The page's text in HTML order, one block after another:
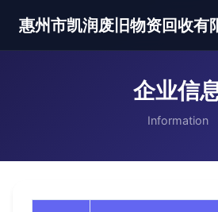
惠州市凯润废旧物资回收有
企业信
Information